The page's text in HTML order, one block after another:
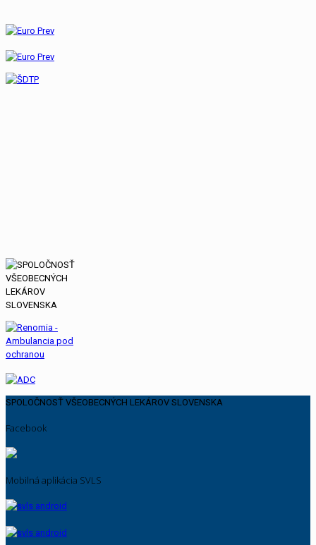
SPOLOČNOSŤ VŠEOBECNÝCH LEKÁROV SLOVENSKA
Facebook
Mobilná aplikácia SVLS